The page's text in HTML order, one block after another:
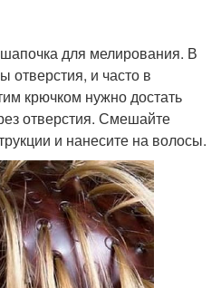
для мелирования. В
отверстия, и часто в
крючком нужно достать
отверстия. Смешайте
и нанесите на волосы.